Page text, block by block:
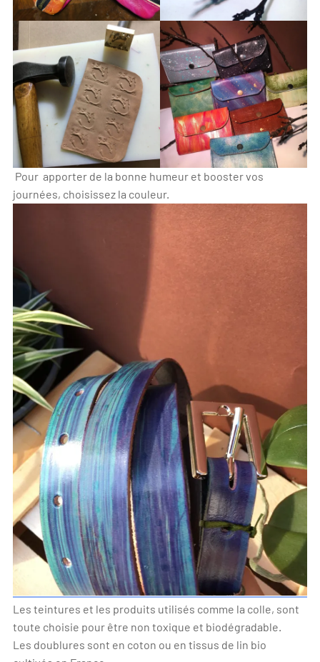
Pour apporter de la bonne humeur et booster vos
journées, choisissez la couleur.
Les teintures et les produits utilisés comme la colle, sont
toute choisie pour être non toxique et biodégradable.
Les doublures sont en coton ou en tissus de lin bio